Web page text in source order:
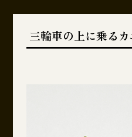
三輪車の上に乗る